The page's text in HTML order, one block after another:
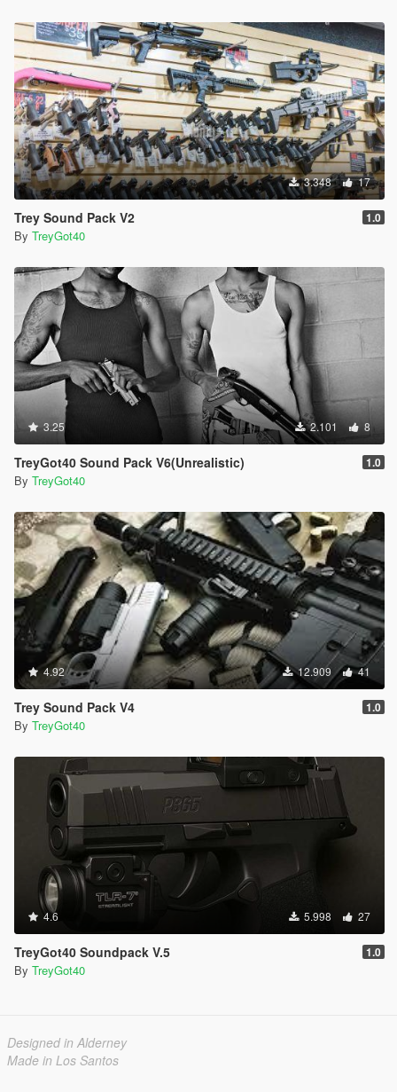
3.348 17
Trey Sound Pack V2 1.0
By TreyGot40
3.25 2.101 8
TreyGot40 Sound Pack V6(Unrealistic) 1.0
By TreyGot40
4.92 12.909 41
Trey Sound Pack V4 1.0
By TreyGot40
4.6 5.998 27
TreyGot40 Soundpack V.5 1.0
By TreyGot40
Designed in Alderney
Made in Los Santos